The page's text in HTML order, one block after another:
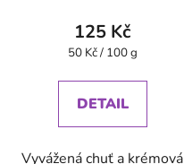
125 Kč
Měrná
50 Kč / 100 g
DETAIL
Vyvážená chuť a krémová